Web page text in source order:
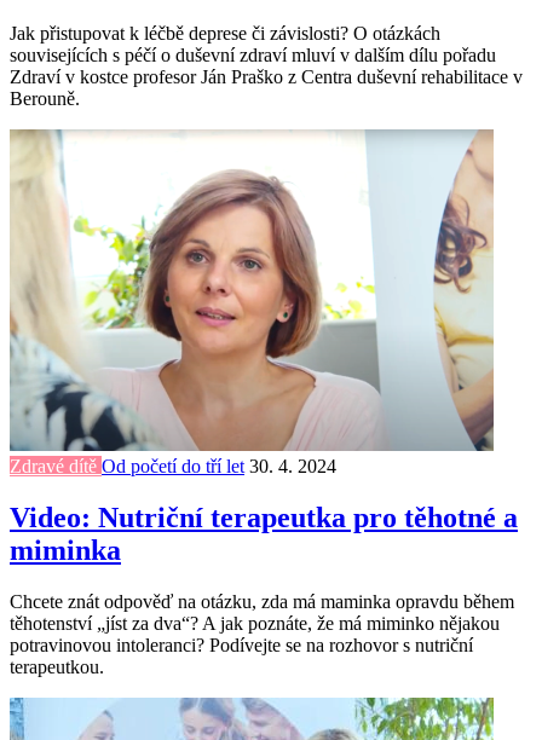
Jak přistupovat k léčbě deprese či závislosti? O otázkách
souvisejících s péčí o duševní zdraví mluví v dalším dílu pořadu
Zdraví v kostce profesor Ján Praško z Centra duševní rehabilitace v
Berouně.
Zdravé dítě Od početí do tří let 30. 4. 2024
Video: Nutriční terapeutka pro těhotné a
miminka
Chcete znát odpověď na otázku, zda má maminka opravdu během
těhotenství „jíst za dva“? A jak poznáte, že má miminko nějakou
potravinovou intoleranci? Podívejte se na rozhovor s nutriční
terapeutkou.